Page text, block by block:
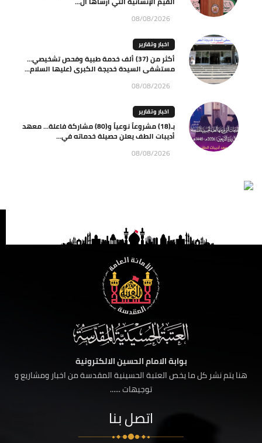
08/08/2026
اخبار وتقارير
أكثر من (37) ألف خدمة طبية وفحص تشخيصي…
مستشفى السيدة خديجة الكبرى (عليها السلام...
08/08/2026
اخبار وتقارير
بـ(18) مشروعاً نوعياً و(80) مشاركة فاعلة… معهد
أديبات الطف يعلن حصيلة خدماته في...
08/08/2026
بوابة الامام الحسين الالكترونية
هنا يتم نشر كل ما يخص العتبة الحسينية المقدسة من اخبار ومشاريع و
توجيهات ......
اتصل بنا